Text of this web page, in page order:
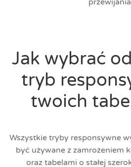
Jak wybrać
tryb
twoich
Wszystkie tryby responsywne
być używane z zamrożeniem
oraz tabelami o stałej